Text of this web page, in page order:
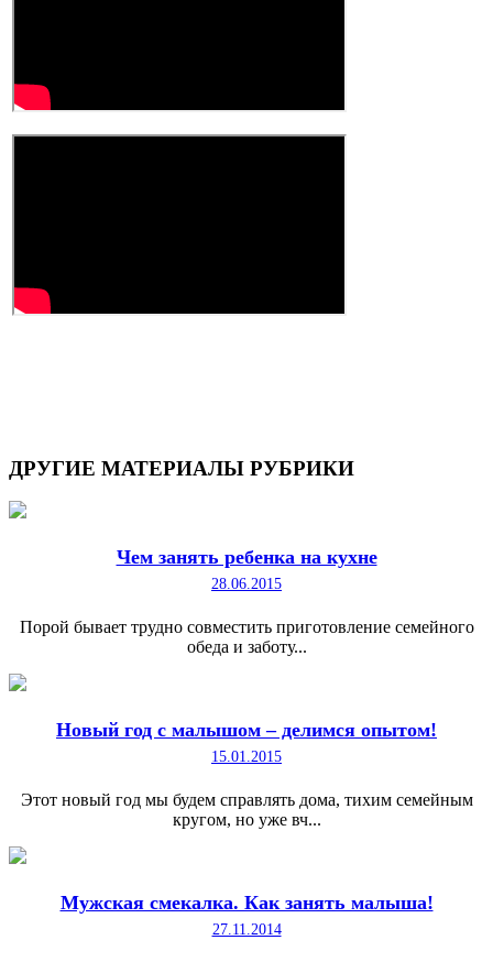
ДРУГИЕ МАТЕРИАЛЫ РУБРИКИ
Чем занять ребенка на кухне
28.06.2015
Порой бывает трудно совместить приготовление семейного
обеда и заботу...
Новый год с малышом – делимся опытом!
15.01.2015
Этот новый год мы будем справлять дома, тихим семейным
кругом, но уже вч...
Мужская смекалка. Как занять малыша!
27.11.2014